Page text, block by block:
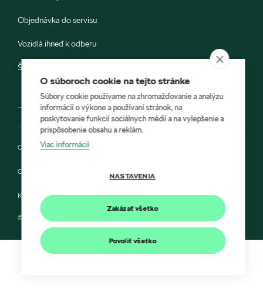
Objednávka do servisu
Vozidlá ihneď k odberu
Škoda E-shop
Ochrana osobných údajov
Cookies
Kontakt
© 2022 MORIS a Škoda Auto Slovensko s.r.o.
O súboroch cookie na tejto stránke
Súbory cookie používame na zhromažďovanie a analýzu
informácií o výkone a používaní stránok, na
poskytovanie funkcií sociálnych médií a na vylepšenie a
prispôsobenie obsahu a reklám.
Viac informácií
NASTAVENIA
Zakázať všetko
Povoliť všetko